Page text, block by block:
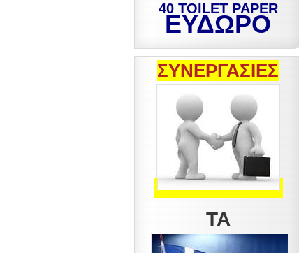
40 TOILET PAPER
ΕΥΔΩΡΟ
ΣΥΝΕΡΓΑΣΙΕΣ
ΤΑ